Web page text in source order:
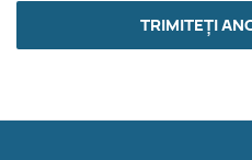
TRIMITEȚI